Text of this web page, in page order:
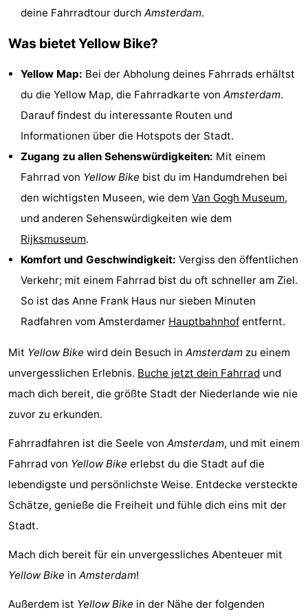
Wandern
Unterhaltung
Nachtleben
Essen
und
trinken
Einkäufen
Märkte
Warenhäuser
Veranstaltungen
Spezial
Kanale
Coffeeshops
Homohauptstadt
Rotlichtviertel
Geschichte
Stadt
Diamante
im
Zentrum
Gärten
Stadtviertel
-
Nordholland
-
deine Fahrradtour durch Amsterdam.
Was bietet Yellow Bike?
Yellow Map: Bei der Abholung deines Fahrrads erhältst
du die Yellow Map, die Fahrradkarte von Amsterdam.
Darauf findest du interessante Routen und
Informationen über die Hotspots der Stadt.
Zugang zu allen Sehenswürdigkeiten: Mit einem
Fahrrad von Yellow Bike bist du im Handumdrehen bei
den wichtigsten Museen, wie dem Van Gogh Museum,
und anderen Sehenswürdigkeiten wie dem
Rijksmuseum.
Komfort und Geschwindigkeit: Vergiss den öffentlichen
Verkehr; mit einem Fahrrad bist du oft schneller am Ziel.
So ist das Anne Frank Haus nur sieben Minuten
Radfahren vom Amsterdamer Hauptbahnhof entfernt.
Mit Yellow Bike wird dein Besuch in Amsterdam zu einem
unvergesslichen Erlebnis. Buche jetzt dein Fahrrad und
mach dich bereit, die größte Stadt der Niederlande wie nie
zuvor zu erkunden.
Fahrradfahren ist die Seele von Amsterdam, und mit einem
Fahrrad von Yellow Bike erlebst du die Stadt auf die
lebendigste und persönlichste Weise. Entdecke versteckte
Schätze, genieße die Freiheit und fühle dich eins mit der
Stadt.
Mach dich bereit für ein unvergessliches Abenteuer mit
Yellow Bike in Amsterdam!
Außerdem ist Yellow Bike in der Nähe der folgenden